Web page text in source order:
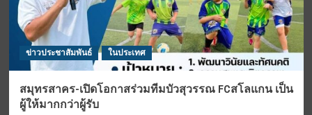
ข่าวประชาสัมพันธ์ ในประเทศ
สมุทรสาคร-เปิดโอกาสร่วมทีมบัวสุวรรณ FCสโลแกน เป็น
ผู้ให้มากกว่าผู้รับ